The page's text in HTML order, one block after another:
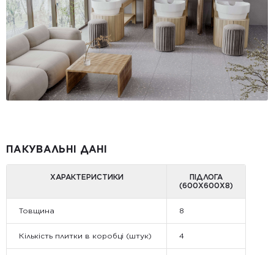
ПАКУВАЛЬНІ ДАНІ
ХАРАКТЕРИСТИКИ
ПІДЛОГА
(600Х600Х8)
Товщина 8
Кількість плитки в коробці (штук) 4